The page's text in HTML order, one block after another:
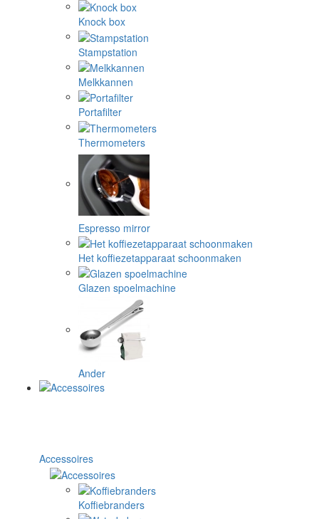
Knock box
Stampstation
Melkkannen
Portafilter
Thermometers
Espresso mirror
Het koffiezetapparaat schoonmaken
Glazen spoelmachine
Ander
Accessoires
Koffiebranders